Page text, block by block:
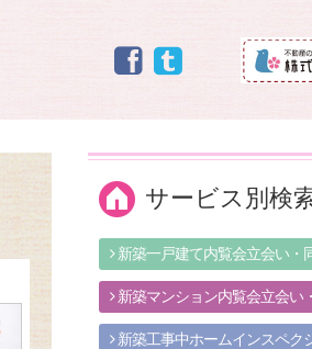
サービス別検
新築一戸建て内覧会立会い・
新築マンション内覧会立会い
新築工事中ホームインスペク